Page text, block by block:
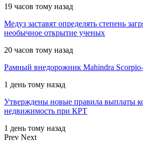
19 часов тому назад
Медуз заставят определять степень
необычное открытие ученых
20 часов тому назад
Рамный внедорожник Mahindra Scorpio-
1 день тому назад
Утверждены новые правила выплаты
недвижимость при КРТ
1 день тому назад
Prev Next